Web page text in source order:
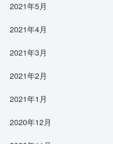
2021年5月
2021年4月
2021年3月
2021年2月
2021年1月
2020年12月